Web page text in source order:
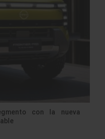
con la nueva